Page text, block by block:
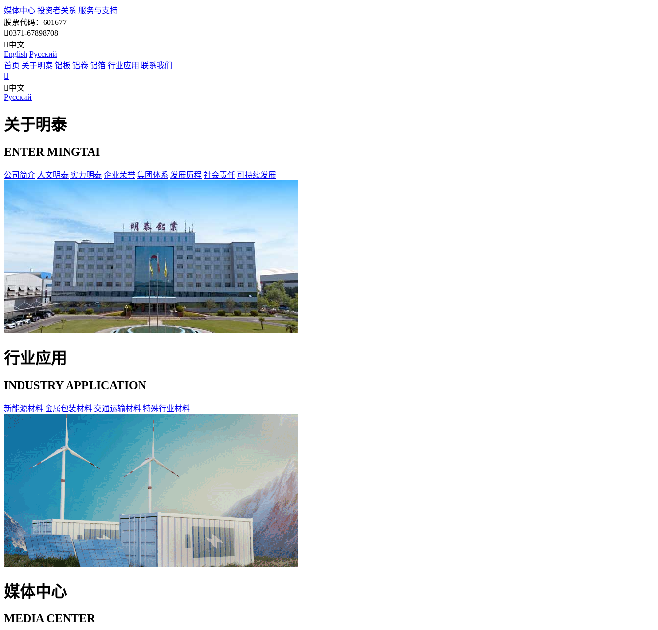
媒体中心 投资者关系 服务与支持
股票代码：601677
0371-67898708
中文
English Pусский
首页 关于明泰 铝板 铝卷 铝箔 行业应用 联系我们
中文
Pусский
关于明泰
ENTER MINGTAI
公司简介 人文明泰 实力明泰 企业荣誉 集团体系 发展历程 社会责任 可持续发展
行业应用
INDUSTRY APPLICATION
新能源材料 金属包装材料 交通运输材料 特殊行业材料
媒体中心
MEDIA CENTER